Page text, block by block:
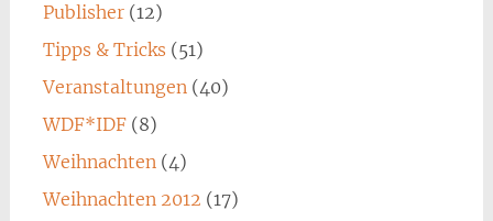
Publisher(12)
Tipps & Tricks (51)
Veranstaltungen(40)
WDF*IDF(8)
Weihnachten(4)
Weihnachten 2012 (17)